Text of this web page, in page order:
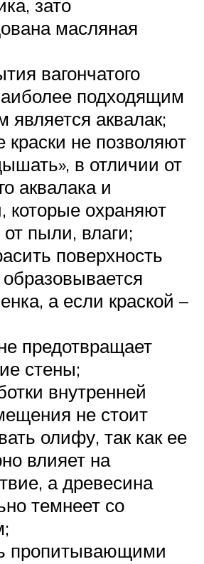
зато
масляная
вагончатого
подходящим
является аквалак;
не позволяют
в отличии от
аквалака и
которые охраняют
пыли, влаги;
поверхность
а если краской –
предотвращает
стены;
внутренней
не стоит
олифу, так как ее
влияет на
а древесина
темнеет со
пропитывающими